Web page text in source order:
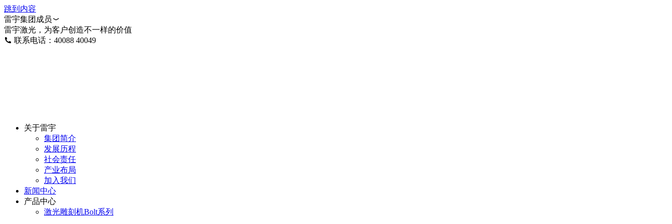
跳到内容
雷宇集团成员
雷宇激光，为客户创造不一样的价值
联系电话：40088 40049
关于雷宇
集团简介
发展历程
社会责任
产业布局
加入我们
新闻中心
产品中心
激光雕刻机Bolt系列